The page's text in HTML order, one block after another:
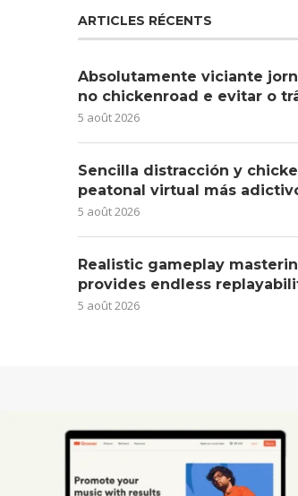
ARTICLES RÉCENTS
Absolutamente viciante
no chickenroad e evitar o
5 août 2026
Sencilla distracción y
peatonal virtual más
5 août 2026
Realistic gameplay
provides endless
5 août 2026